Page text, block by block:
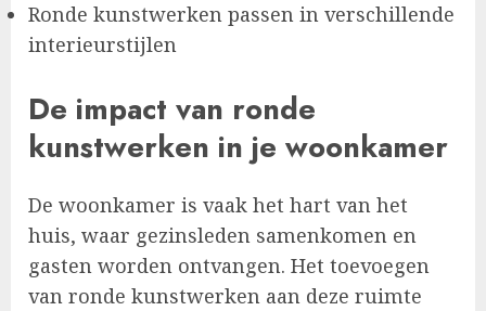
Ronde kunstwerken passen in verschillende
interieurstijlen
De impact van ronde
kunstwerken in je woonkamer
De woonkamer is vaak het hart van het
huis, waar gezinsleden samenkomen en
gasten worden ontvangen. Het toevoegen
van ronde kunstwerken aan deze ruimte